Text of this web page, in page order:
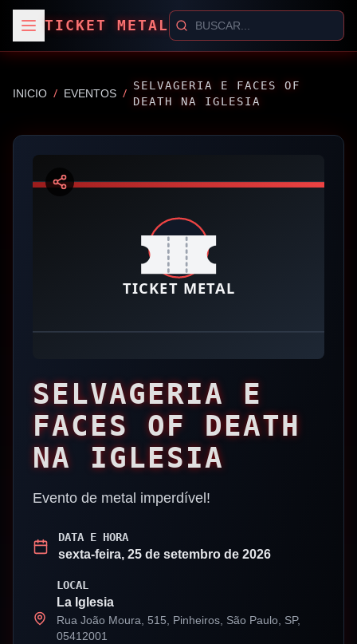
TICKET METAL
INICIO / EVENTOS / SELVAGERIA E FACES OF
DEATH NA IGLESIA
SELVAGERIA E
FACES OF DEATH
NA IGLESIA
Evento de metal imperdível!
DATA E HORA
sexta-feira, 25 de setembro de 2026
LOCAL
La Iglesia
Rua João Moura, 515, Pinheiros, São Paulo, SP,
05412001